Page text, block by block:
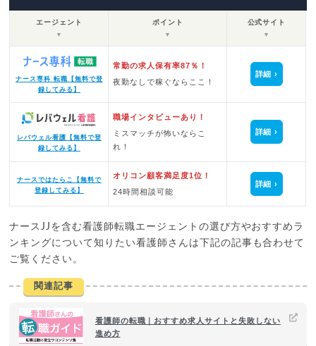
エージェント
▼
ポイント
▼
公式サイト
▼
ナース専科 転職【無料で登
録してみる】
常勤の求人保有率87％！
夜勤なしで稼ぐならここ！
詳細
レバウェル看護【無料で登
録してみる】
職場インタビューあり！
ミスマッチが怖いならこ
れ！
詳細
ナースではたらこ【無料で
登録してみる】
オリコン顧客満足度1位！
24時間相談可能
詳細
ナースJJを含む看護師転職エージェントの選び方やおすすめラ
ンキングについて知りたい看護師さんは下記の記事も合わせて
ご覧ください。
関連記事
看護師の転職｜おすすめ求人サイトと失敗しない
進め方